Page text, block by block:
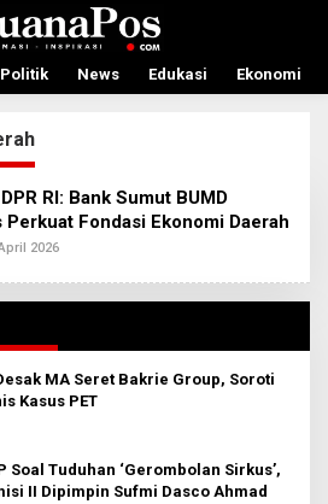
Politik News Edukasi Ekonomi
RI: Bank Sumut BUMD
Fondasi Ekonomi Daerah
2026
E
H
D
K
S
MA Seret Bakrie Group, Soroti
Kasus PET
Soal Tuduhan ‘Gerombolan Sirkus’,
II Dipimpin Sufmi Dasco Ahmad